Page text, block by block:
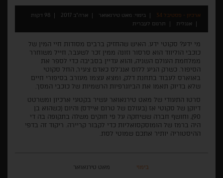
ארכיון - פסטיבל 34 בימוי: מאט טירנאואר ארה"ב 2017
98 דקות
אנגלית
תרגום לעברית
מי ידע? סקוטי ידע. האיש שהחזיק ברבים מסודות חיי המין של
כוכבי הוליווד הוא סרסור וזונה ממין זכר לשעבר, חייל משוחרר
ממלחמת העולם השניה, והוא עדיין בסביבה כדי לספר את
הסיפור. כשרק הגיע ללוס אנג'לס כאדם צעיר, החל סקוטי
באוארס לעבוד בתחנת דלק, ומצא עצמו מעורב בסיפורי חיים
שלא בדיוק תאמו את הביוגרפיות הרשמיות של כוכבי המסך.
סרטו התעודי של מאט טירנאואר עשיר בקטעי ארכיון ומשרטט
דיוקן של סקוטי אז (בעולם של טרום איידס) והיום (כשהוא בן
90), וחושף חברה ששיחקה על פי חוקים משלה בתקופה בה די
היה ברמז של הומוסקסואליות כדי לקבור קריירה. ריקוד זה בדפי
ההיסטוריה יותיר אתכם שמוטי לסת.
בימוי מאט טירנאואר